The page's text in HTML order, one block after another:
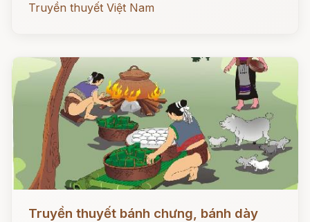
Truyền thuyết Việt Nam
Đọc ngay
Truyền thuyết bánh chưng, bánh dày